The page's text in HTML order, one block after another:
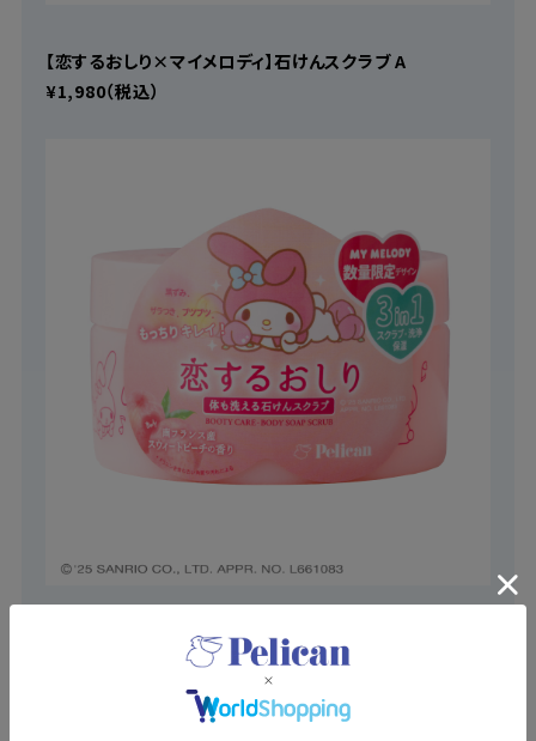
【恋するおしり×マイメロディ】石けんスクラブ A
¥1,980（税込）
【恋するおしり×マイメロディ】石けんスクラブ B